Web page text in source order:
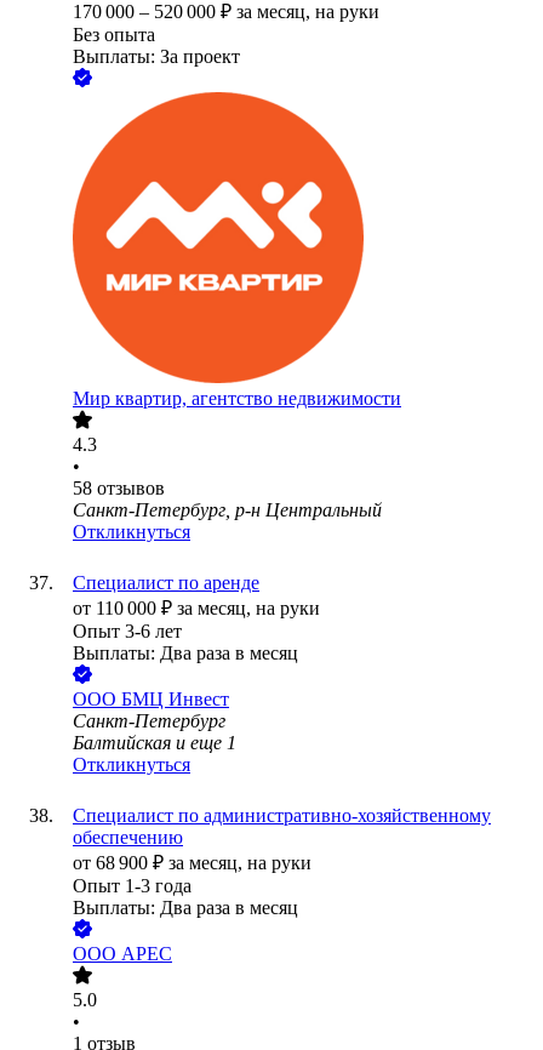
170 000 – 520 000 ₽ за месяц, на руки
Без опыта
Выплаты: За проект
Мир квартир, агентство недвижимости
4.3
•
58 отзывов
Санкт-Петербург, р-н Центральный
Откликнуться
Специалист по аренде
от 110 000 ₽ за месяц, на руки
Опыт 3-6 лет
Выплаты: Два раза в месяц
ООО БМЦ Инвест
Санкт-Петербург
Балтийская и еще 1
Откликнуться
Специалист по административно-хозяйственному
обеспечению
от 68 900 ₽ за месяц, на руки
Опыт 1-3 года
Выплаты: Два раза в месяц
ООО АРЕС
5.0
•
1 отзыв